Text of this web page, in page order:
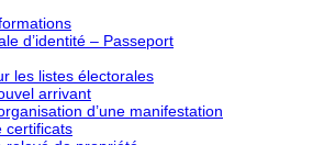
d’identité – Passeport
les listes électorales
arrivant
d’une manifestation
certificats